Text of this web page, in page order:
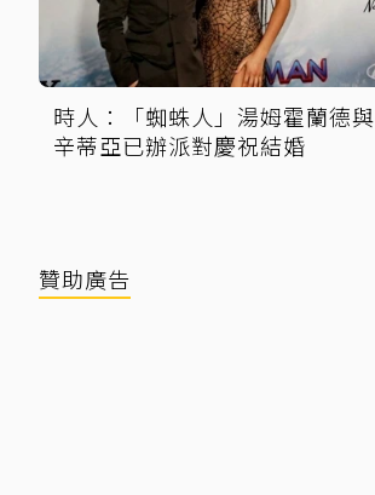
時人：「蜘蛛人」湯姆霍蘭德與
辛蒂亞已辦派對慶祝結婚
贊助廣告